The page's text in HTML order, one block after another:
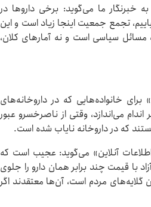
خبرنگار ما می‌گوید: برخی داروها در
تجمع جمعیت اینجا زیاد است و این
سیاسی است و نه آمارهای کلان،
خانواده‌هایی که در داروخانه‌های
می‌اندازد، وقتی از ناصرخسرو عبور
که در داروخانه نایاب شده است.
آنلاین» می‌گوید: عجیب است که
با قیمت چند برابر همان دارو را جلوی
گلایه‌های مردم است، آن‌ها معتقدند اگر